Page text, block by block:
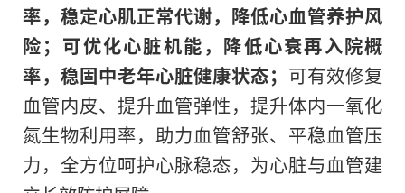
率，稳定心肌正常代谢，降低心血管养护风
险；可优化心脏机能，降低心衰再入院概
率，稳固中老年心脏健康状态； 可有效修复
血管内皮、提升血管弹性，提升体内一氧化
氮生物利用率，助力血管舒张、平稳血管压
力，全方位呵护心脉稳态，为心脏与血管建